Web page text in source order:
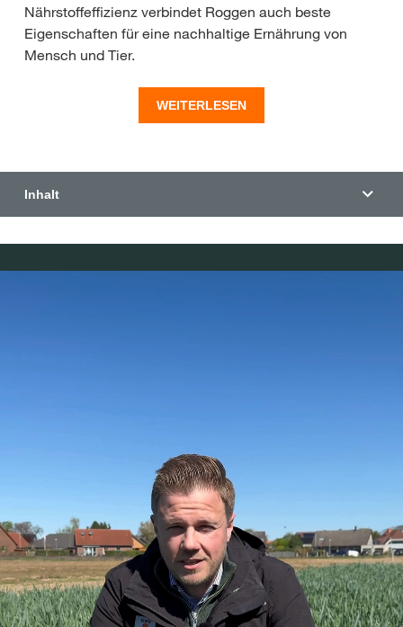
Nährstoffeffizienz verbindet Roggen auch beste
Eigenschaften für eine nachhaltige Ernährung von
Mensch und Tier.
Unsere Hybridroggen-Sorten haben zudem eine
besonders gute Widerstandskraft gegen Mutterkorn
Sorteneigenschaften. Sollten Fragen unbeantwortet
bleiben, freut sich Ihr KWS Berater über eine Nachricht
WEITERLESEN
Inhalt